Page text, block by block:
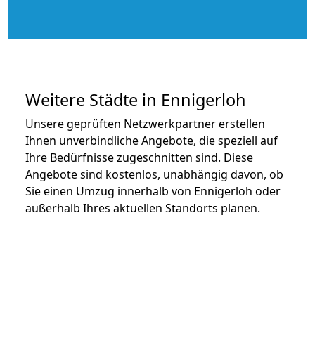
Weitere Städte in Ennigerloh
Unsere geprüften Netzwerkpartner erstellen
Ihnen unverbindliche Angebote, die speziell auf
Ihre Bedürfnisse zugeschnitten sind. Diese
Angebote sind kostenlos, unabhängig davon, ob
Sie einen Umzug innerhalb von Ennigerloh oder
außerhalb Ihres aktuellen Standorts planen.